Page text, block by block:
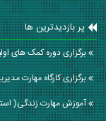
پر بازدیدترین ها
برگزاری دوره کمک های
برگزاری کارگاه مهارت
آموزش مهارت زندگی(